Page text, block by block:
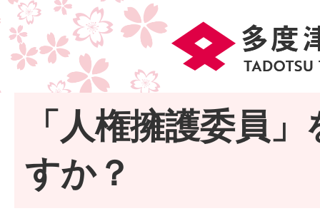
「人権擁護委員
すか？